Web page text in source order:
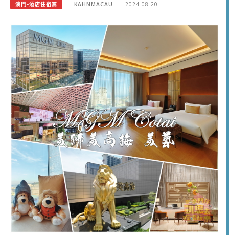
澳門-酒店住宿篇 KAHNMACAU 2024-08-20